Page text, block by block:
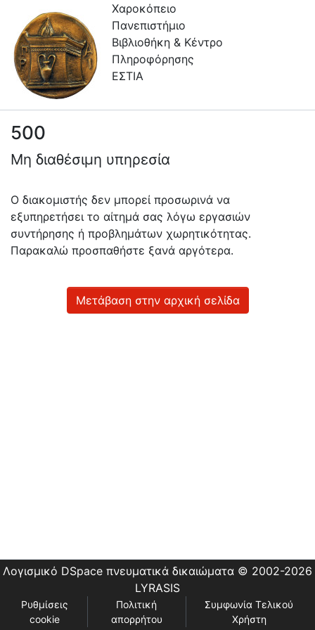
Χαροκόπειο
Πανεπιστήμιο
Βιβλιοθήκη & Κέντρο
Πληροφόρησης
ΕΣΤΙΑ
Πληροφορίες
Επικοινωνία
Υπηρεσίες
Αυτοαπόθεσης
Ανοιχτά
Δεδομένα
500
Μη διαθέσιμη υπηρεσία
Ο διακομιστής δεν μπορεί προσωρινά να
εξυπηρετήσει το αίτημά σας λόγω εργασιών
συντήρησης ή προβλημάτων χωρητικότητας.
Παρακαλώ προσπαθήστε ξανά αργότερα.
Μετάβαση στην αρχική σελίδα
Λογισμικό DSpace πνευματικά δικαιώματα © 2002-2026
LYRASIS
Ρυθμίσεις
cookie
Πολιτική
απορρήτου
Συμφωνία Τελικού
Χρήστη